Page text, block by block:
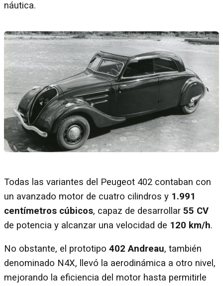
náutica.
Todas las variantes del Peugeot 402 contaban con
un avanzado motor de cuatro cilindros y 1.991
centímetros cúbicos, capaz de desarrollar 55 CV
de potencia y alcanzar una velocidad de 120 km/h.
No obstante, el prototipo 402 Andreau, también
denominado N4X, llevó la aerodinámica a otro nivel,
mejorando la eficiencia del motor hasta permitirle